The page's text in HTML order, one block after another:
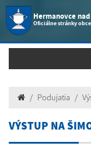
Hermanovce
Oficiálne stránky obce
Podujatia
VÝSTUP NA